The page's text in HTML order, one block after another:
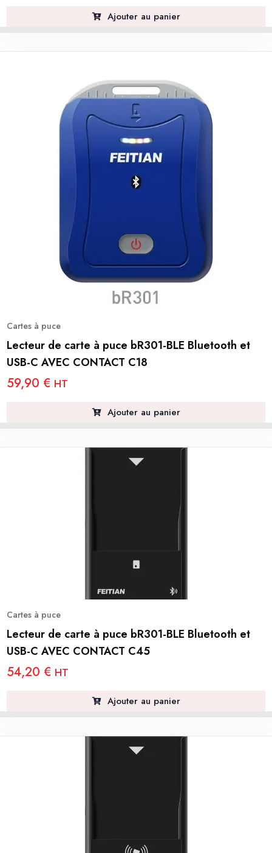
Ajouter au panier
Cartes à puce
Lecteur de carte à puce bR301-BLE Bluetooth et
USB-C AVEC CONTACT C18
59,90 € HT
Ajouter au panier
Cartes à puce
Lecteur de carte à puce bR301-BLE Bluetooth et
USB-C AVEC CONTACT C45
54,20 € HT
Ajouter au panier